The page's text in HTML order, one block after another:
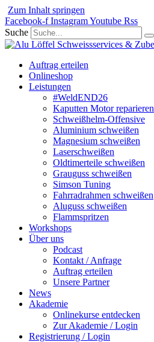
Zum Inhalt springen
Facebook-f InstagramYoutube Rss
Suche
Auftrag erteilen
Onlineshop
Leistungen
#WeldEND26
Kaputten Motor reparieren
Schweißhelm-Offensive
Aluminium schweißen
Magnesium schweißen
Laserschweißen
Oldtimerteile schweißen
Grauguss schweißen
Simson Tuning
Fahrradrahmen schweißen
Aluguss schweißen
Flammspritzen
Workshops
Über uns
Podcast
Kontakt / Anfrage
Auftrag erteilen
Unsere Partner
News
Akademie
Onlinekurse entdecken
Zur Akademie / Login
Registrierung / Login